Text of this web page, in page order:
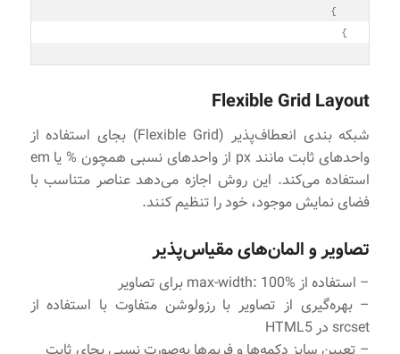
  }
}
Flexible Grid Layout
شبکه‌ بندی انعطاف‌پذیر (Flexible Grid) بجای استفاده از
واحدهای ثابت مانند px از واحدهای نسبی همچون % یا em
استفاده می‌کند. این روش اجازه می‌دهد عناصر متناسب با
فضای نمایش موجود، خود را تنظیم کنند.
تصاویر و المان‌های مقیاس‌پذیر
– استفاده از max-width: 100% برای تصاویر
– بهره‌گیری از تصاویر با رزولوشن متفاوت با استفاده از
srcset در HTML5